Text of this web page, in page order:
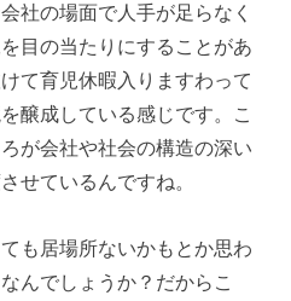
社の場面で人手が足らなく
目の当たりにすることがあ
て育児休暇入りますわって
醸成している感じです。こ
が会社や社会の構造の深い
せているんですね。
も居場所ないかもとか思わ
んでしょうか？だからこ